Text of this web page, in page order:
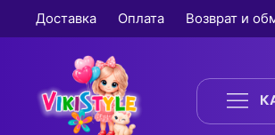
Доставка Оплата Возврат и